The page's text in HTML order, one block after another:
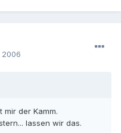
2006
der Kamm.
lassen wir das.